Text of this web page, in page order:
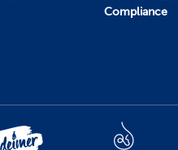
Compliance